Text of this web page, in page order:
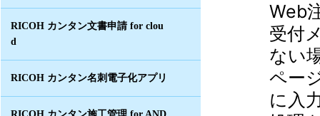
RICOH カンタン文書申請 for clou
d
RICOH カンタン名刺電子化アプリ
Web
受付
ない
ペー
に入